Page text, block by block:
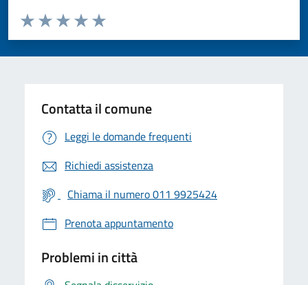
Valuta da 1 a 5 stelle la pagina
Valuta 5 stelle su 5
Valuta 4 stelle su 5
Valuta 3 stelle su 5
Valuta 2 stelle su 5
Valuta 1 stelle su 5
Contatta il comune
Leggi le domande frequenti
Richiedi assistenza
Chiama il numero 011 9925424
Prenota appuntamento
Problemi in città